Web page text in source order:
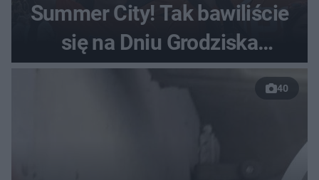
Summer City! Tak bawiliście
się na Dniu Grodziska
[ZDJĘCIA]
40